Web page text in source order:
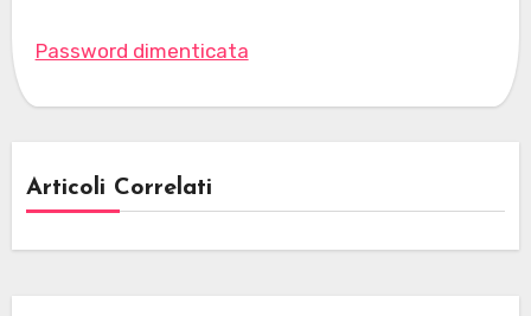
Password dimenticata
Articoli Correlati